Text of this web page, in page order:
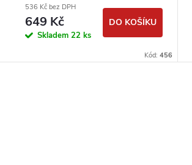
536 Kč bez DPH
649 Kč
Skladem 22 ks
DO KOŠÍKU
Kód: 456